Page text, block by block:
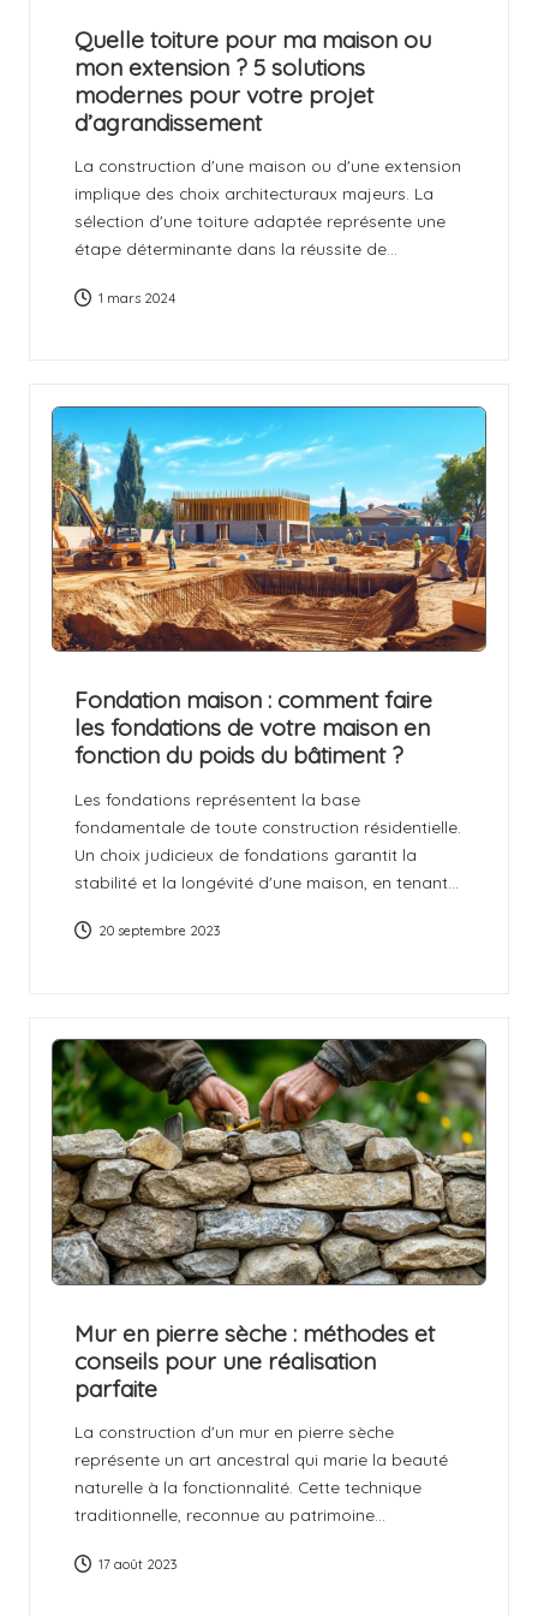
il
l
k
ir
c
h
Quelle toiture pour ma maison ou
mon extension ? 5 solutions
modernes pour votre projet
d’agrandissement
La construction d'une maison ou d'une extension
implique des choix architecturaux majeurs. La
sélection d'une toiture adaptée représente une
étape déterminante dans la réussite de…
1 mars 2024
Fondation maison : comment faire
les fondations de votre maison en
fonction du poids du bâtiment ?
Les fondations représentent la base
fondamentale de toute construction résidentielle.
Un choix judicieux de fondations garantit la
stabilité et la longévité d'une maison, en tenant…
20 septembre 2023
Mur en pierre sèche : méthodes et
conseils pour une réalisation
parfaite
La construction d'un mur en pierre sèche
représente un art ancestral qui marie la beauté
naturelle à la fonctionnalité. Cette technique
traditionnelle, reconnue au patrimoine…
17 août 2023